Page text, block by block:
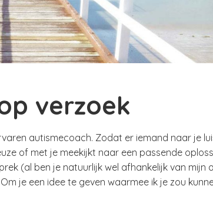
verzoek
autismecoach. Zodat er iemand naar je
of met je meekijkt naar een passende
(al ben je natuurlijk wel afhankelijk van mijn
je een idee te geven waarmee ik je zou